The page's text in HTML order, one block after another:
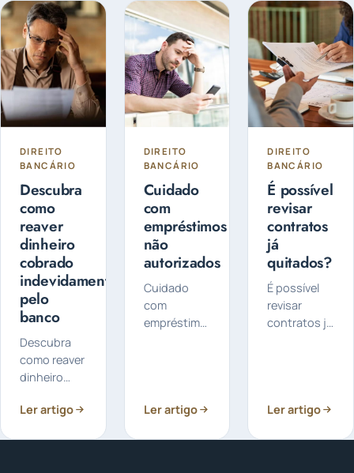
informações
bancárias é
fundamental...
ganhado
destaque
quando se
fala em
histórico de
crédito. Mas
afinal...
a forma
como...
DIREITO
BANCÁRIO
Descubra
como
reaver
dinheiro
cobrado
indevidamente
pelo
banco
Descubra
como reaver
dinheiro
indevidamente
Ler artigo
DIREITO
BANCÁRIO
Cuidado
com
empréstimos
não
autorizados
Cuidado
com
empréstimos
sua conta
se depara
Ler artigo
DIREITO
BANCÁRIO
É possível
revisar
contratos
já
quitados?
É possível
revisar
contratos já
financiamento
completamente
Ler artigo